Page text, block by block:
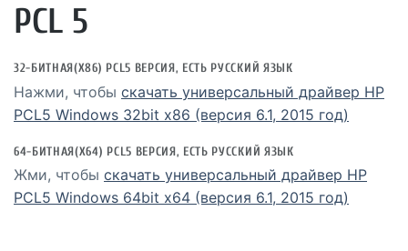
PCL 5
32-БИТНАЯ(X86) PCL5 ВЕРСИЯ, ЕСТЬ РУССКИЙ ЯЗЫК
Нажми, чтобы скачать универсальный драйвер HP
PCL5 Windows 32bit x86 (версия 6.1, 2015 год)
64-БИТНАЯ(X64) PCL5 ВЕРСИЯ, ЕСТЬ РУССКИЙ ЯЗЫК
Жми, чтобы скачать универсальный драйвер HP
PCL5 Windows 64bit x64 (версия 6.1, 2015 год)